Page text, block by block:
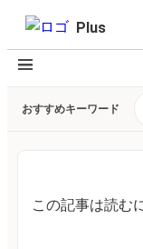
Plus
おすすめキーワード
この記事は読む